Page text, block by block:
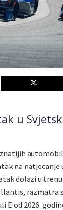
u
na natjecanje
dolazi u
razmatra
E od 2026.